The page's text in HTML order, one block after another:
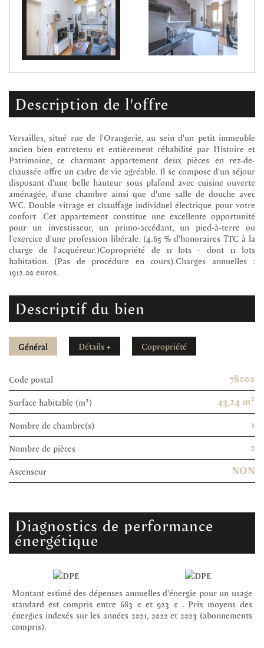
description de l'offre
Versailles, situé rue de l'Orangerie, au sein d'un petit immeuble
ancien bien entretenu et entièrement réhabilité par Histoire et
Patrimoine, ce charmant appartement deux pièces en rez-de-
chaussée offre un cadre de vie agréable. Il se compose d'un séjour
disposant d'une belle hauteur sous plafond avec cuisine ouverte
aménagée, d'une chambre ainsi que d'une salle de douche avec
WC. Double vitrage et chauffage individuel électrique pour votre
confort .Cet appartement constitue une excellente opportunité
pour un investisseur, un primo-accédant, un pied-à-terre ou
l'exercice d'une profession libérale. (4.65 % d'honoraires TTC à la
charge de l'acquéreur.)Copropriété de 11 lots - dont 11 lots
habitation. (Pas de procédure en cours).Charges annuelles :
1912.00 euros.
descriptif du bien
Général Détails + Copropriété
Code postal 78000
Surface habitable (m²) 43,24 m²
Nombre de chambre(s) 1
Nombre de pièces 2
Ascenseur NON
diagnostics de performance
énergétique
Montant estimé des dépenses annuelles d'énergie pour un usage
standard est compris entre 683 € et 923 € . Prix moyens des
énergies indexés sur les années 2021, 2022 et 2023 (abonnements
compris).